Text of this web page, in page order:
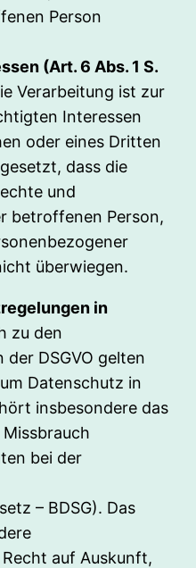
Person
(Art. 6 Abs. 1 S.
Verarbeitung ist zur
Interessen
oder eines Dritten
dass die
und
betroffenen Person,
überwiegen.
in
zu den
DSGVO gelten
Datenschutz in
insbesondere das
bei der
– BDSG). Das
auf Auskunft,